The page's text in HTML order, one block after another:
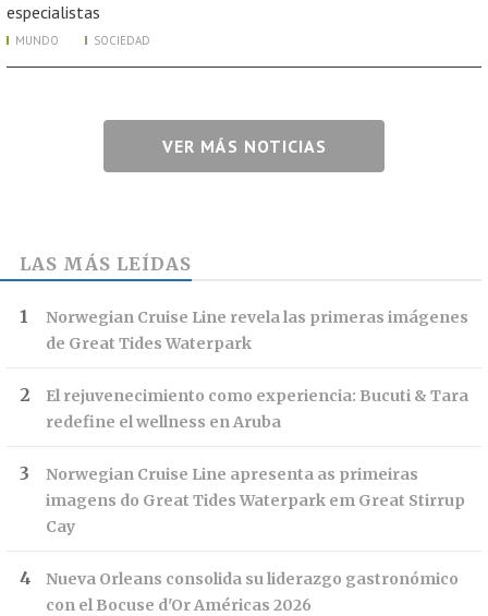
especialistas
MUNDO SOCIEDAD
VER MÁS NOTICIAS
LAS MÁS LEÍDAS
Norwegian Cruise Line revela las primeras imágenes
de Great Tides Waterpark
El rejuvenecimiento como experiencia: Bucuti & Tara
redefine el wellness en Aruba
Norwegian Cruise Line apresenta as primeiras
imagens do Great Tides Waterpark em Great Stirrup
Cay
Nueva Orleans consolida su liderazgo gastronómico
con el Bocuse d'Or Américas 2026